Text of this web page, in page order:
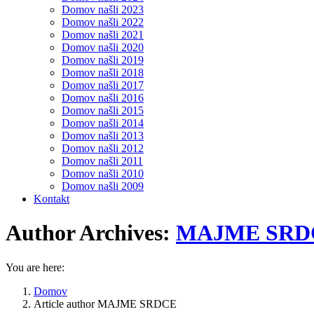
Domov našli 2023
Domov našli 2022
Domov našli 2021
Domov našli 2020
Domov našli 2019
Domov našli 2018
Domov našli 2017
Domov našli 2016
Domov našli 2015
Domov našli 2014
Domov našli 2013
Domov našli 2012
Domov našli 2011
Domov našli 2010
Domov našli 2009
Kontakt
Author Archives: MAJME
You are here:
Domov
Article author MAJME SRDCE